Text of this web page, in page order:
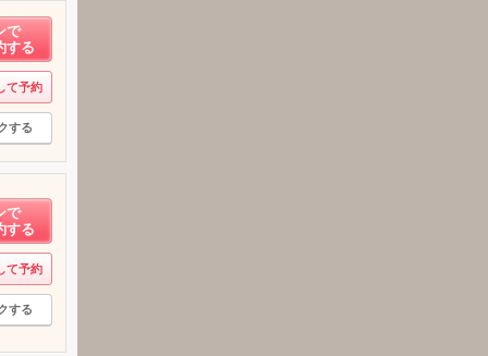
で
する
て予約
する
で
する
て予約
する